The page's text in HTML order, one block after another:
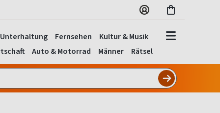
Unterhaltung Fernsehen
Kultur & Musik
Auto & Motorrad Männer Rätsel